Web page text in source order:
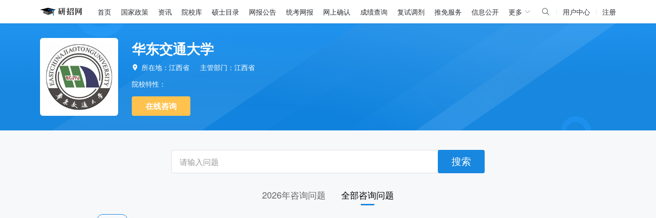
首页 国家政策 资讯 院校库 硕士目录 网报公告 统考网报 网上确认 成绩查询 复试调剂 推免服务 信息公开 更多 用户中心 注册
华东交通大学
 所在地：江西省
主管部门：江西省
院校特性：
在线咨询
搜索
2026年咨询问题 全部咨询问题